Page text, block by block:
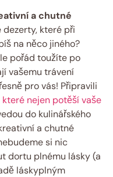
a chutné
dezerty, které při
na něco jiného?
pořád toužíte po
vašemu trávení
pro vás! Připravili
které nejen potěší vaše
do kulinářského
a chutné
si nic
dortu plnému lásky (a
láskyplným